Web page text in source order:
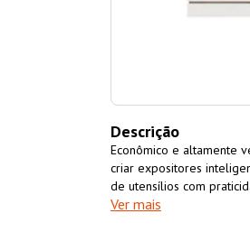
Descrição
Econômico e altamente
criar expositores
de utensílios com
farmácias, lojas de
Ver mais